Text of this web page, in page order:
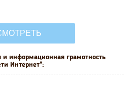
и информационная грамотность
Интернет":